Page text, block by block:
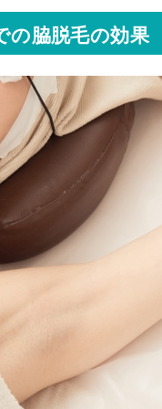
の脇脱毛の効果